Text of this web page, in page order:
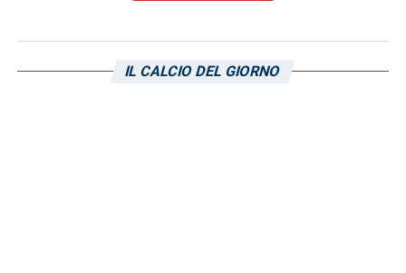
molte volte i dirigenti blucerchiati sono
bravissimi a cercare giocatori che diventano
IL CALCIO DEL GIORNO